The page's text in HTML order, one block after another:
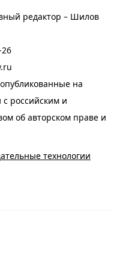
редактор – Шилов
на
российским и
об авторском праве и
технологии